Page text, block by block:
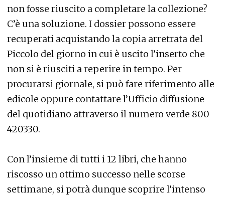
non fosse riuscito a completare la collezione?
C’è una soluzione. I dossier possono essere
recuperati acquistando la copia arretrata del
Piccolo del giorno in cui è uscito l’inserto che
non si è riusciti a reperire in tempo. Per
procurarsi giornale, si può fare riferimento alle
edicole oppure contattare l’Ufficio diffusione
del quotidiano attraverso il numero verde 800
420330.
Con l’insieme di tutti i 12 libri, che hanno
riscosso un ottimo successo nelle scorse
settimane, si potrà dunque scoprire l’intenso